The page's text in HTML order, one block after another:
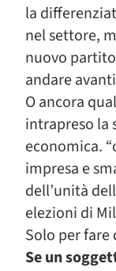
la
nel settore,
nuovo
andare
O ancora
intrapreso la
economica.
impresa e
dell’unità
elezioni di
Solo per fare
Se un